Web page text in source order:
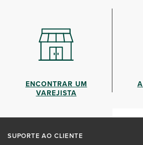
ENCONTRAR UM
VAREJISTA
SUPORTE AO CLIENTE